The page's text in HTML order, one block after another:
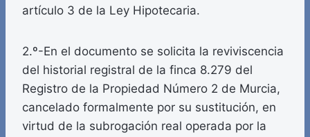
artículo 3 de la Ley Hipotecaria.
2.º-En el documento se solicita la reviviscencia
del historial registral de la finca 8.279 del
Registro de la Propiedad Número 2 de Murcia,
cancelado formalmente por su sustitución, en
virtud de la subrogación real operada por la